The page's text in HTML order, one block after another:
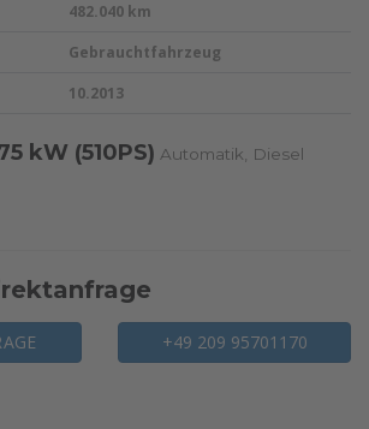
482.040 km
Gebrauchtfahrzeug
10.2013
kW (510PS) Automatik, Diesel
+49 209 95701170